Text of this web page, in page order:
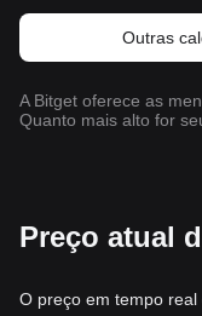
Outras
A Bitget oferece as
Quanto mais alto for
Preço atual
O preço em tempo